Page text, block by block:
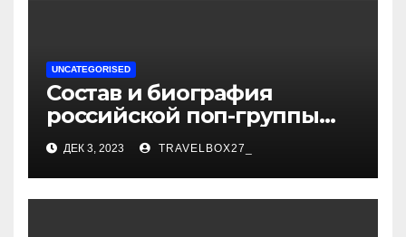
UNCATEGORISED
Состав и биография
российской поп-группы
«Иванушки интернешнл»
— история успеха, музыка
и судьбы участников
ДЕК 3, 2023 TRAVELBOX27_